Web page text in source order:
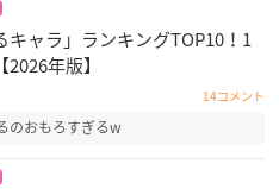
ャラ」ランキングTOP10！1
年版】
14コメント
のおもろすぎるw